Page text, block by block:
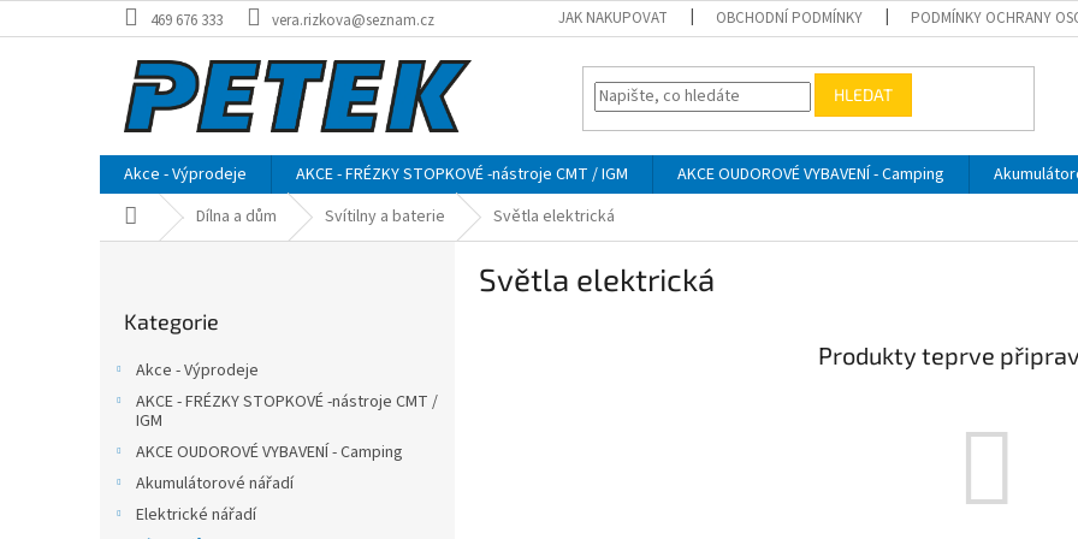
na
469 676 333 vera.rizkova@seznam.cz JAK NAKUPOVAT OBCHODNÍ PODMÍNKY PODMÍNKY OCHRANY
HLEDAT
Akce - Výprodeje AKCE - FRÉZKY STOPKOVÉ -nástroje CMT / IGM AKCE OUDOROVÉ VYBAVENÍ - Camping
Domů Dílna a dům Svítilny a baterie Světla elektrická
kategorie
Kategorie
Akce - Výprodeje
AKCE - FRÉZKY STOPKOVÉ -nástroje CMT /
IGM
AKCE OUDOROVÉ VYBAVENÍ - Camping
Akumulátorové nářadí
Elektrické nářadí
Světla elektrická
Produkty teprve